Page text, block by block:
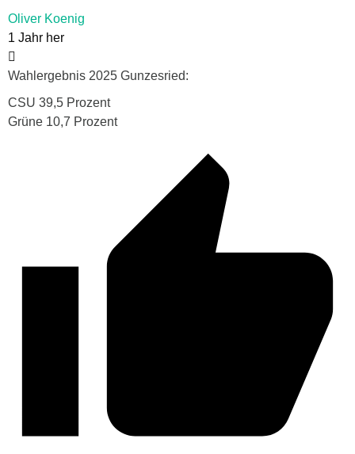
Oliver Koenig
1 Jahr her
Wahlergebnis 2025 Gunzesried:
CSU 39,5 Prozent
Grüne 10,7 Prozent